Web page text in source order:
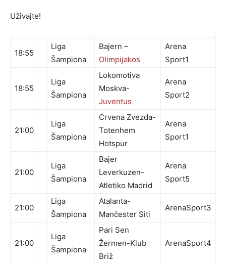
Uživajte!
18:55
Liga
Šampiona
Bajern –
Olimpijakos
Arena
Sport1
18:55
Liga
Šampiona
Lokomotiva
Moskva-
Juventus
Arena
Sport2
21:00
Liga
Šampiona
Crvena Zvezda-
Totenhem
Hotspur
Arena
Sport1
21:00
Liga
Šampiona
Bajer
Leverkuzen-
Atletiko Madrid
Arena
Sport5
21:00
Liga
Šampiona
Atalanta-
Mančester Siti
ArenaSport3
21:00
Liga
Šampiona
Pari Sen
Žermen-Klub
Briž
ArenaSport4